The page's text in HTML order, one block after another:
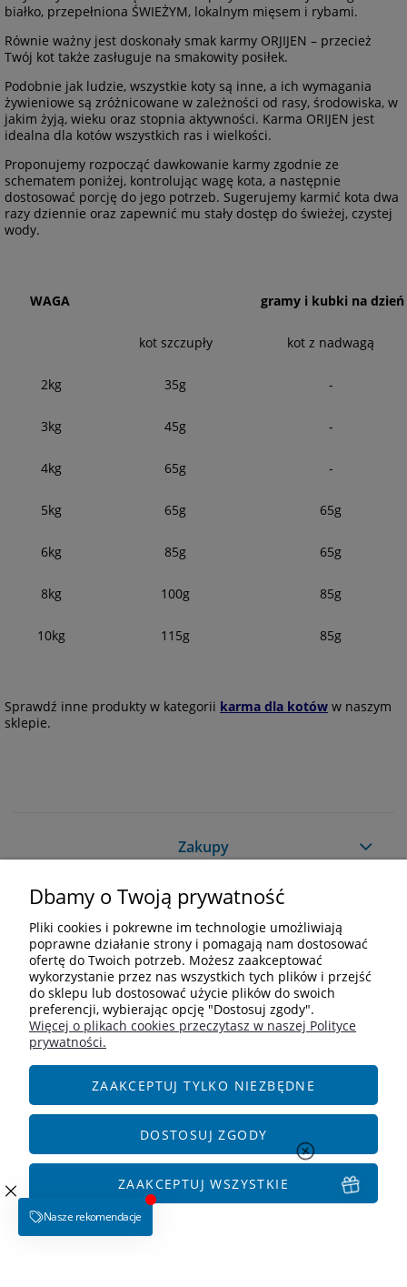
białko, przepełniona ŚWIEŻYM, lokalnym mięsem i rybami.
Równie ważny jest doskonały smak karmy ORJIJEN – przecież
Twój kot także zasługuje na smakowity posiłek.
Podobnie jak ludzie, wszystkie koty są inne, a ich wymagania
żywieniowe są zróżnicowane w zależności od rasy, środowiska, w
jakim żyją, wieku oraz stopnia aktywności. Karma ORIJEN jest
idealna dla kotów wszystkich ras i wielkości.
Proponujemy rozpocząć dawkowanie karmy zgodnie ze
schematem poniżej, kontrolując wagę kota, a następnie
dostosować porcję do jego potrzeb. Sugerujemy karmić kota dwa
razy dziennie oraz zapewnić mu stały dostęp do świeżej, czystej
wody.
WAGA gramy i kubki na dzień
kot szczupły kot z nadwagą
2kg 35g -
3kg 45g -
4kg 65g -
5kg 65g 65g
6kg 85g 65g
8kg 100g 85g
10kg 115g 85g
Sprawdź inne produkty w kategorii karma dla kotów w naszym
sklepie.
Zakupy
Pomoc
Moje konto
Informacje
Kontakt
ul. Czereśniowa 18
55-095 Januszkowice
Social Media
Dbamy o Twoją prywatność
Pliki cookies i pokrewne im technologie umożliwiają
poprawne działanie strony i pomagają nam dostosować
ofertę do Twoich potrzeb. Możesz zaakceptować
wykorzystanie przez nas wszystkich tych plików i przejść
do sklepu lub dostosować użycie plików do swoich
preferencji, wybierając opcję "Dostosuj zgody".
Więcej o plikach cookies przeczytasz w naszej Polityce
prywatności.
ZAAKCEPTUJ TYLKO NIEZBĘDNE
DOSTOSUJ ZGODY
ZAAKCEPTUJ WSZYSTKIE